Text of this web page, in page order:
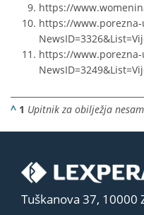
https://
https://
https://
^ 1 Upitnik za obilježja
Tuškanova 37, 10000